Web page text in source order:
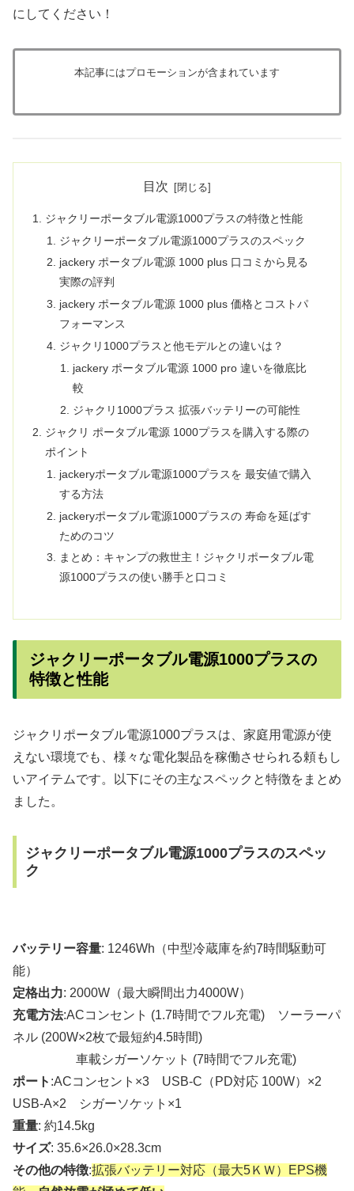
にしてください！
本記事にはプロモーションが含まれています
目次
ジャクリーポータブル電源1000プラスの特徴と性能
ジャクリーポータブル電源1000プラスのスペック
jackery ポータブル電源 1000 plus 口コミから見る
実際の評判
jackery ポータブル電源 1000 plus 価格とコストパ
フォーマンス
ジャクリ1000プラスと他モデルとの違いは？
jackery ポータブル電源 1000 pro 違いを徹底比
較
ジャクリ1000プラス 拡張バッテリーの可能性
ジャクリ ポータブル電源 1000プラスを購入する際の
ポイント
jackeryポータブル電源1000プラスを 最安値で購入
する方法
jackeryポータブル電源1000プラスの 寿命を延ばす
ためのコツ
まとめ：キャンプの救世主！ジャクリポータブル電
源1000プラスの使い勝手と口コミ
ジャクリーポータブル電源1000プラスの
特徴と性能
ジャクリポータブル電源1000プラスは、家庭用電源が使
えない環境でも、様々な電化製品を稼働させられる頼もし
いアイテムです。以下にその主なスペックと特徴をまとめ
ました。
ジャクリーポータブル電源1000プラスのスペッ
ク
バッテリー容量: 1246Wh（中型冷蔵庫を約7時間駆動可
能）
定格出力: 2000W（最大瞬間出力4000W）
充電方法:ACコンセント (1.7時間でフル充電) ソーラーパ
ネル (200W×2枚で最短約4.5時間)
車載シガーソケット (7時間でフル充電)
ポート :ACコンセント×3 USB-C（PD対応 100W）×2
USB-A×2 シガーソケット×1
重量: 約14.5kg
サイズ: 35.6×26.0×28.3cm
その他の特徴:拡張バッテリー対応（最大5ＫＷ）EPS機